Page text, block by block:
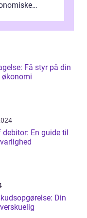
Få styr på din
økonomi
En guide til
Din